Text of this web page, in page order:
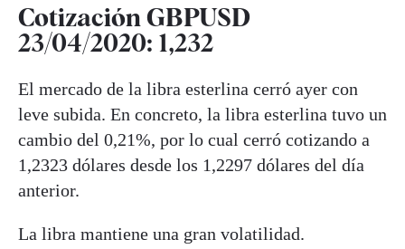
Cotización GBPUSD
23/04/2020: 1,232
El mercado de la libra esterlina cerró ayer con
leve subida. En concreto, la libra esterlina tuvo un
cambio del 0,21%, por lo cual cerró cotizando a
1,2323 dólares desde los 1,2297 dólares del día
anterior.
La libra mantiene una gran volatilidad.